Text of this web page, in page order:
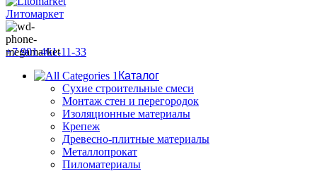
+7 901 461-11-33
Каталог
Сухие строительные смеси
Монтаж стен и перегородок
Изоляционные материалы
Крепеж
Древесно-плитные материалы
Металлопрокат
Пиломатериалы